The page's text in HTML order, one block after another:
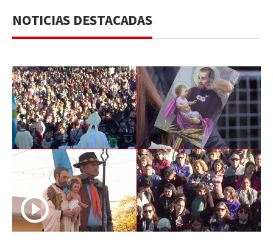
NOTICIAS DESTACADAS